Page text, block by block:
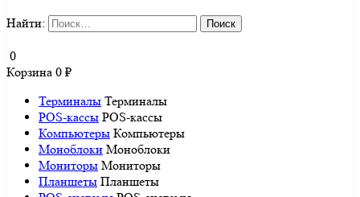
Найти:
0
Корзина 0 ₽
Терминалы Терминалы
POS-кассы POS-кассы
Компьютеры Компьютеры
Моноблоки Моноблоки
Мониторы Мониторы
Планшеты Планшеты